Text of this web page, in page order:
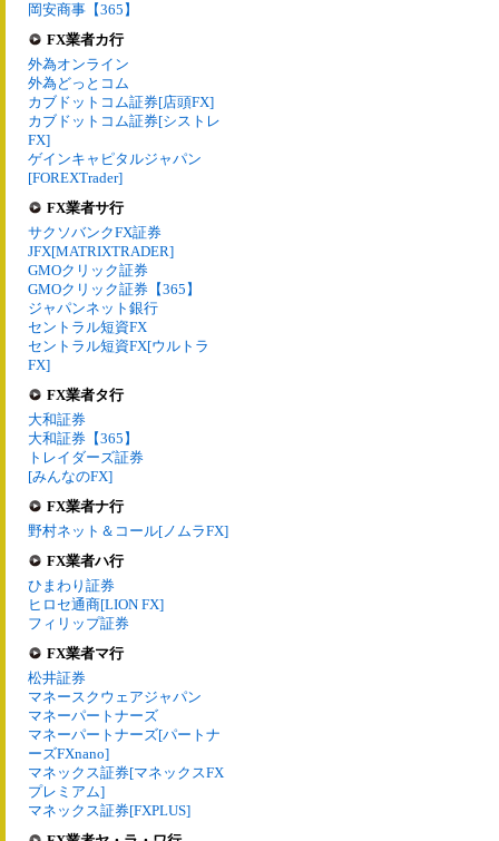
岡安商事【365】
FX業者カ行
外為オンライン
外為どっとコム
カブドットコム証券[店頭FX]
カブドットコム証券[シストレ
FX]
ゲインキャピタルジャパン
[FOREXTrader]
FX業者サ行
サクソバンクFX証券
JFX[MATRIXTRADER]
GMOクリック証券
GMOクリック証券【365】
ジャパンネット銀行
セントラル短資FX
セントラル短資FX[ウルトラ
FX]
FX業者タ行
大和証券
大和証券【365】
トレイダーズ証券
[みんなのFX]
FX業者ナ行
野村ネット＆コール[ノムラFX]
FX業者ハ行
ひまわり証券
ヒロセ通商[LION FX]
フィリップ証券
FX業者マ行
松井証券
マネースクウェアジャパン
マネーパートナーズ
マネーパートナーズ[パートナ
ーズFXnano]
マネックス証券[マネックスFX
プレミアム]
マネックス証券[FXPLUS]